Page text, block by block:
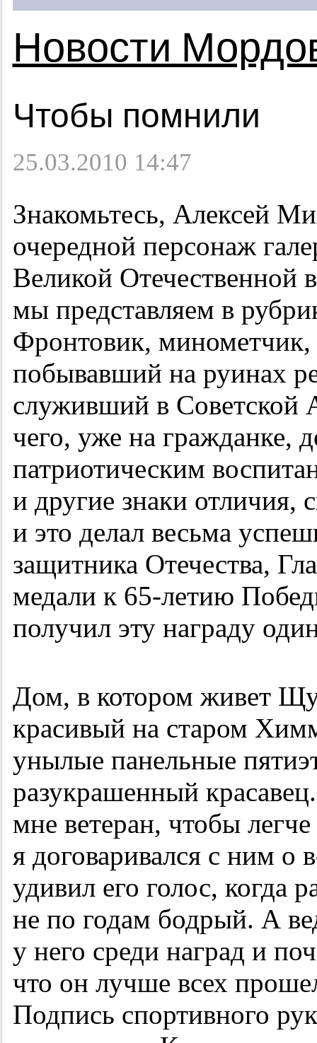
Новости
Чтобы помнили
25.03.2010 14:47
Знакомьтесь, Алексей
очередной персонаж
Великой Отечественной
мы представляем в
Фронтовик,
побывавший на руинах
служивший в Советской
чего, уже на гражданке,
патриотическим
и другие знаки отличия,
и это делал весьма
защитника Отечества,
медали к 65-летию
получил эту награду
Дом, в котором живет
красивый на старом
унылые панельные
разукрашенный
мне ветеран, чтобы
я договаривался с ним о
удивил его голос, когда
не по годам бодрый. А
у него среди наград и
что он лучше всех
Подпись спортивного